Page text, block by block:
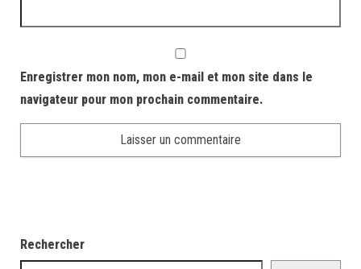
Enregistrer mon nom, mon e-mail et mon site dans le
navigateur pour mon prochain commentaire.
Rechercher